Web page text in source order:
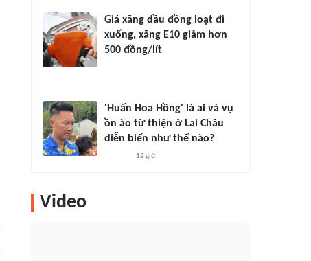
Giá xăng dầu đồng loạt đi
xuống, xăng E10 giảm hơn
500 đồng/lít
'Huấn Hoa Hồng' là ai và vụ
ồn ào từ thiện ở Lai Châu
diễn biến như thế nào?
12 giờ
Video